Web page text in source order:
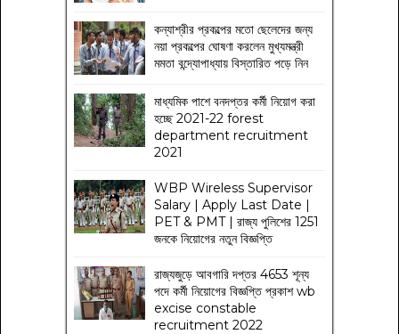
কন্যাশ্রীর প্রকল্পের মতো ছেলেদের জন্য
নয়া প্রকল্পের ঘোষণা করলেন মুখ্যমন্ত্রী
মমতা বন্দ্যোপাধ্যায় বিস্তারিত পড়ে নিন
মাধ্যমিক পাশে বনদপ্তর কর্মী নিয়োগ করা
হচ্ছে 2021-22 forest
department recruitment
2021
WBP Wireless Supervisor
Salary | Apply Last Date |
PET & PMT | রাজ্য পুলিশের 1251
জনকে নিয়োগের নতুন বিজ্ঞপ্তি
রাজ্যজুড়ে আবগারি দপ্তর 4653 শূন্য
পদে কর্মী নিয়োগের বিজ্ঞপ্তি প্রকাশ wb
excise constable
recruitment 2022